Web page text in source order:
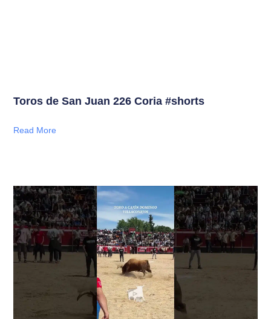
Toros de San Juan 226 Coria #shorts
Read More